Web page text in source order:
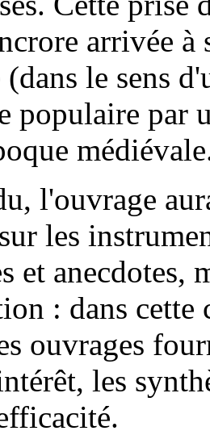
arrivée
le sens
populaire par
l'ouvrage
les
et anecdotes,
: dans
ouvrages
les